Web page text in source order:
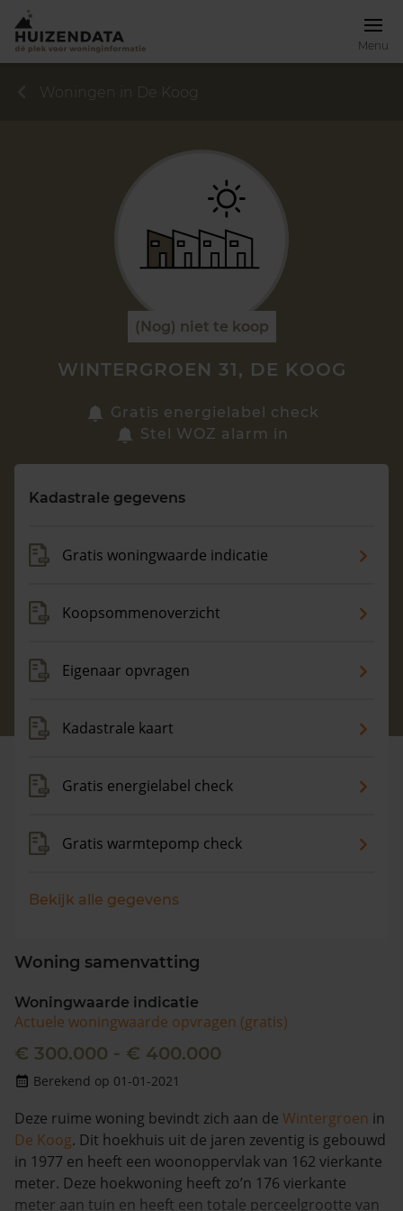
Menu
Zoek een woning
Maandag t/m vrijdag - 08:00 -18:00
Woningen in De Koog
(Nog) niet te koop
WINTERGROEN 31, DE KOOG
Gratis energielabel check
Stel WOZ alarm in
Kadastrale gegevens
Gratis woningwaarde indicatie
Koopsommenoverzicht
Eigenaar opvragen
Kadastrale kaart
Gratis energielabel check
Gratis warmtepomp check
Bekijk alle gegevens
Woning samenvatting
Woningwaarde indicatie
Actuele woningwaarde opvragen (gratis)
€ 300.000 - € 400.000
Berekend op 01-01-2021
Deze ruime woning bevindt zich aan de Wintergroen in
De Koog. Dit hoekhuis uit de jaren zeventig is gebouwd
in 1977 en heeft een woonoppervlak van 162 vierkante
meter. Deze hoekwoning heeft zo’n 176 vierkante
meter aan tuin en heeft een totale perceelgrootte van